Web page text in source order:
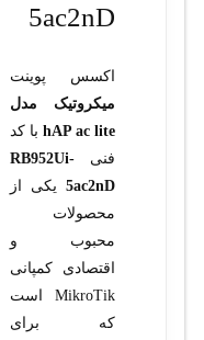
5ac2nD
اکسس پوینت
میکروتیک مدل
hAP ac liteبا کد
فنی RB952Ui-
5ac2nDیکی از
محصولات
محبوب و
اقتصادی کمپانی
MikroTik است
که برای